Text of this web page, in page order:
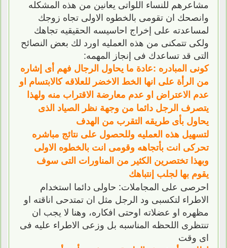
مشاعرهم للنساء اللواتى يعانين من هذه المشكله
وانصحك ان تقومى بالخطوه الاولى تجاه زوجك
لمساعدته على إخراج احاسيسه الحقيقيه تجاهك
ولكى تتمكنى من هذه العمليه اورد لك بعض النصائح
التى قد تساعدك فى إنجاز المهمه:
كونى المبادره :عادة ما يحاول الرجال فهم أى إشاره
من الرأة على انها الخط الاخضر للعلاقه كالابتسام او
عدم الاعتراض او عدم معارضة الاقتراب منه ولهذا
يتصرف الرجل دائما من وجهة نظر الصياد الذى
يحاول بأى طريقه التقرب من الهدف
لتسهيل هذه العمليه وللحصول على نتائج مباشره
تحركى انت بأتجاهه وقومى انت بالخطوه الاولى
وبهذا تختصرين الكثير من المناورات التى سوف
يقوم بها لجلب إنتباهك
احرصى على المجاملات: حاولى دائما استخدام
الاطراء لتكسبى ود الرجل مثل ان تمتدحى اناقته او
مظهره او عضلاته اوحتى افكاره، وهنا لا يجب ان
تنتظرى اللحظه المناسبه بل وزعى الاطراء عليه فى
اى وقت